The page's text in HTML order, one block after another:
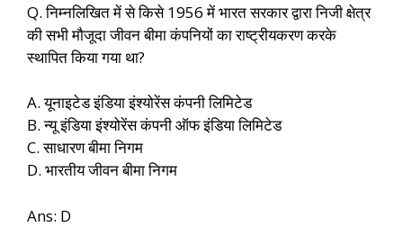
Q. निम्नलिखित में से किसे 1956 में भारत सरकार द्वारा निजी क्षेत्र
की सभी मौजूदा जीवन बीमा कंपनियों का राष्ट्रीयकरण करके
स्थापित किया गया था?
A. यूनाइटेड इंडिया इंश्योरेंस कंपनी लिमिटेड
B. न्यू इंडिया इंश्योरेंस कंपनी ऑफ इंडिया लिमिटेड
C. साधारण बीमा निगम
D. भारतीय जीवन बीमा निगम
Ans: D